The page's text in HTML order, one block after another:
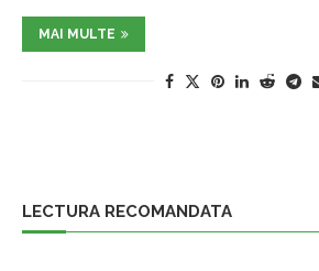
MAI MULTE
LECTURA RECOMANDATA